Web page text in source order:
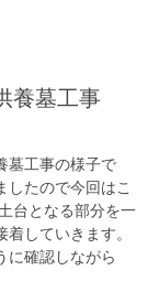
墓工事の様子で
したので今回はこ
台となる部分を一
していきます。
に確認しながら